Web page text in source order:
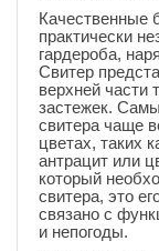
Качественные
практически
гардероба,
Свитер
верхней части
застежек.
свитера чаще
цветах, таких
антрацит или
который
свитера, это
связано с
и непогоды.